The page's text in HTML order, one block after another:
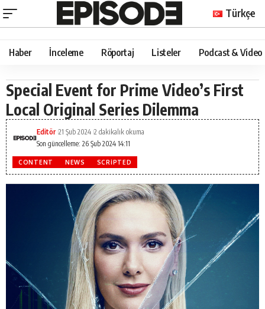
Türkçe
Haber İnceleme Röportaj Listeler Podcast & Video
Special Event for Prime Video’s First
Local Original Series Dilemma
Son güncelleme: 26 Şub 2024 14:11
Editör 21 Şub 2024 2 dakikalık okuma
CONTENT NEWS SCRIPTED